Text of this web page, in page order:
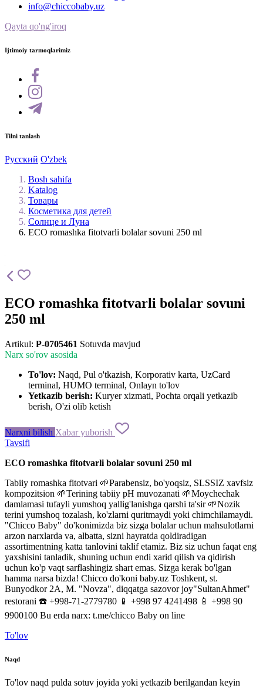
info@chiccobaby.uz
Qayta qo'ng'iroq
Ijtimoiy tarmoqlarimiz
Tilni tanlash
Русский O'zbek
Bosh sahifa
Katalog
Товары
Косметика для детей
Солнце и Луна
ЕСО romashka fitotvarli bolalar sovuni 250 ml
ЕСО romashka fitotvarli bolalar sovuni
250 ml
Artikul: P-0705461 Sotuvda mavjud
Narx so'rov asosida
To'lov: Naqd, Pul o'tkazish, Korporativ karta, UzCard
terminal, HUMO terminal, Onlayn to'lov
Yetkazib berish: Kuryer xizmati, Pochta orqali yetkazib
berish, O'zi olib ketish
Narxni bilish Xabar yuborish
Tavsifi
ЕСО romashka fitotvarli bolalar sovuni 250 ml
Tabiiy romashka fitotvari 🌱Parabensiz, bo'yoqsiz, SLSSIZ xavfsiz
kompozitsion 🌱Terining tabiiy pH muvozanati 🌱Moychechak
damlamasi tufayli yumshoq yallig'lanishga qarshi ta'sir 🌱Nozik
terini yumshoq tozalash, ko'zlarni quritmaydi yoki chimchilamaydi.
"Chicco Baby" do'konimizda biz sizga bolalar uchun mahsulotlarni
arzon narxlarda va, albatta, sizni hayratda qoldiradigan
assortimentning katta tanlovini taklifetamiz. Biz siz uchun faqat eng
yaxshisini tanladik, shuning uchun endi xarid qilish va qidirish
uchun ko'p vaqt sarflashingiz shart emas. Sizga kerak bo'lgan
hamma narsa bizda! Chicco do'koni baby.uz Toshkent, st.
Bunyodkor 2A, M. "Novza", diqqatga sazovor joy"SultanAhmet"
restorani ☎️ +998-71-2779780 📱 +998 97 4241498 📱 +998 90
9900100 Bu erda narx: t.me/chicco Baby on line
To'lov
Naqd
To'lov naqd pulda sotuv joyida yoki yetkazib berilgandan keyin